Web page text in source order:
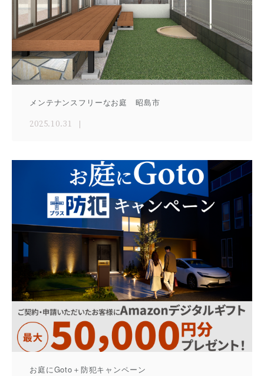
メンテナンスフリーなお庭 昭島市
2025.10.31
お庭にGoto＋防犯キャンペーン